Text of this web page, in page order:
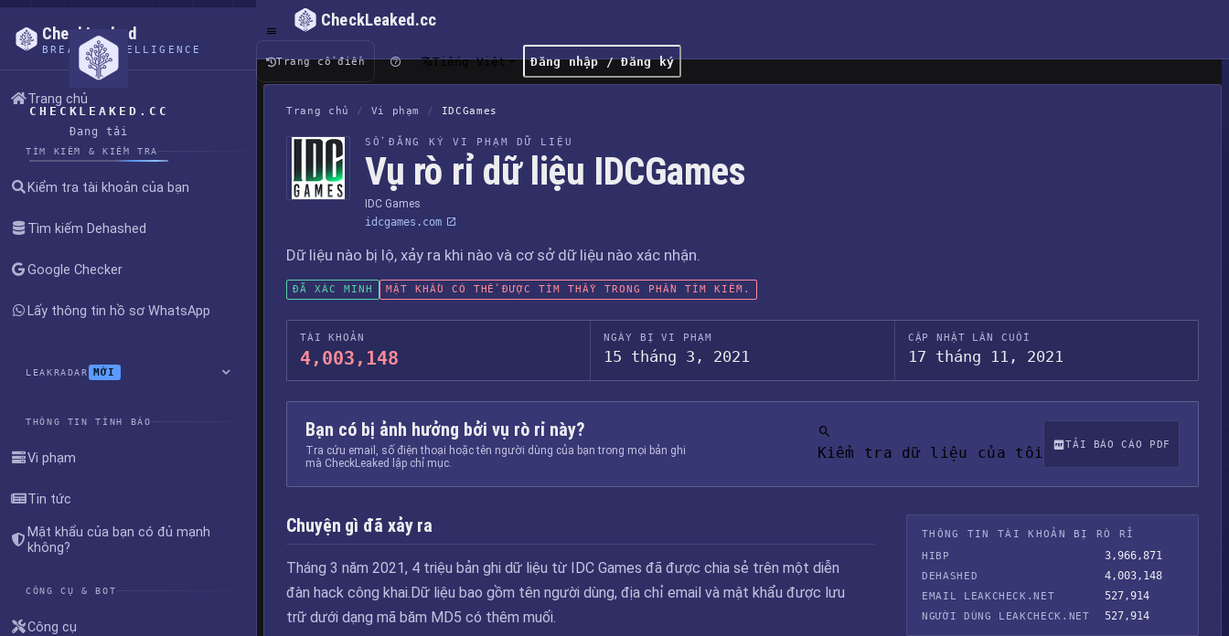
CHECKLEAKED.CC
Đang tải
CheckLeaked
BREACH INTELLIGENCE
Trang chủ
TÌM KIẾM & KIỂM TRA
Kiểm tra tài khoản của bạn
Tìm kiếm Dehashed
Google Checker
Lấy thông tin hồ sơ WhatsApp
LEAKRADAR MỚI
THÔNG TIN TÌNH BÁO
Vi phạm
Tin tức
Mật khẩu của bạn có đủ mạnh
không?
CÔNG CỤ & BOT
Công cụ
CheckLeaked.cc
Trang cổ điển Tiếng Việt Đăng nhập / Đăng ký
Trang chủ / Vi phạm / IDCGames
SỔ ĐĂNG KÝ VI PHẠM DỮ LIỆU
Vụ rò rỉ dữ liệu IDCGames
IDC Games
idcgames.com
Dữ liệu nào bị lộ, xảy ra khi nào và cơ sở dữ liệu nào xác nhận.
ĐÃ XÁC MINH MẬT KHẨU CÓ THỂ ĐƯỢC TÌM THẤY TRONG PHẦN TÌM KIẾM.
TÀI KHOẢN
4,003,148
NGÀY BỊ VI PHẠM
15 tháng 3, 2021
CẬP NHẬT LẦN CUỐI
17 tháng 11, 2021
Bạn có bị ảnh hưởng bởi vụ rò rỉ này?
Tra cứu email, số điện thoại hoặc tên người dùng của bạn trong mọi bản ghi
mà CheckLeaked lập chỉ mục.
Kiểm tra dữ liệu của tôi TẢI BÁO CÁO PDF
Chuyện gì đã xảy ra
Tháng 3 năm 2021, 4 triệu bản ghi dữ liệu từ IDC Games đã được chia sẻ trên một diễn
đàn hack công khai.Dữ liệu bao gồm tên người dùng, địa chỉ email và mật khẩu được lưu
trữ dưới dạng mã băm MD5 có thêm muối.
THÔNG TIN TÀI KHOẢN BỊ RÒ RỈ
HIBP
3,966,871
DEHASHED 4,003,148
EMAIL LEAKCHECK.NET 527,914
NGƯỜI DÙNG LEAKCHECK.NET 527,914